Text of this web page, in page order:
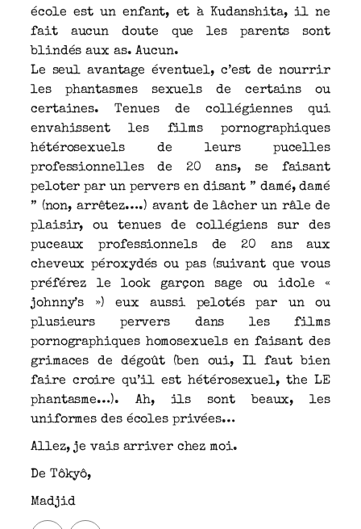
école est un enfant, et à Kudanshita, il ne
fait aucun doute que les parents sont
blindés aux as. Aucun.
Le seul avantage éventuel, c’est de nourrir
les phantasmes sexuels de certains ou
certaines. Tenues de collégiennes qui
envahissent les films pornographiques
hétérosexuels de leurs pucelles
professionnelles de 20 ans, se faisant
peloter par un pervers en disant ” damé, damé
” (non, arrêtez….) avant de lâcher un râle de
plaisir, ou tenues de collégiens sur des
puceaux professionnels de 20 ans aux
cheveux péroxydés ou pas (suivant que vous
préférez le look garçon sage ou idole «
johnny’s ») eux aussi pelotés par un ou
plusieurs pervers dans les films
pornographiques homosexuels en faisant des
grimaces de dégoût (ben oui, Il faut bien
faire croire qu’il est hétérosexuel, the LE
phantasme…). Ah, ils sont beaux, les
uniformes des écoles privées…
Allez, je vais arriver chez moi.
De Tôkyô,
Madjid